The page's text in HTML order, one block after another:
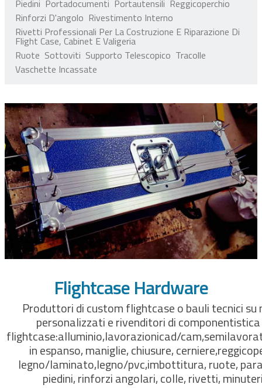
Piedini Portadocumenti Portautensili Reggicoperchio
Rinforzi D'angolo Rivestimento Interno
Rivetti Professionali Per La Costruzione E Riparazione Di
Flight Case, Cabinet E Valigeria
Ruote Sottoviti Supporto Telescopico Tracolle
Vaschette Incassate
Flightcase Hardware
Produttori di custom flightcase o bauli tecnici su
personalizzati e rivenditori di
flightcase:alluminio,lavorazionicad/
in espanso, maniglie, chiusure,
legno/laminato,legno/pvc,imbottitura, ruote,
piedini, rinforzi angolari, colle, rivetti,